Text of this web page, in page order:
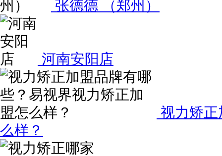
张德德 （郑州）
河南安阳店
视力矫
么样？